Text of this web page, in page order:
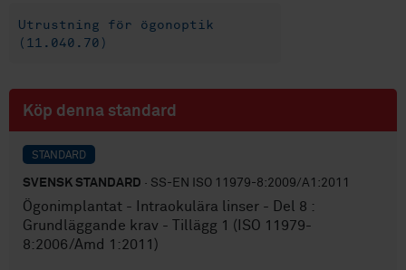
Utrustning för ögonoptik
(11.040.70)
Köp denna standard
STANDARD
SVENSK STANDARD · SS-EN ISO 11979-8:2009/A1:2011
Ögonimplantat - Intraokulära linser - Del 8 :
Grundläggande krav - Tillägg 1 (ISO 11979-
8:2006/Amd 1:2011)